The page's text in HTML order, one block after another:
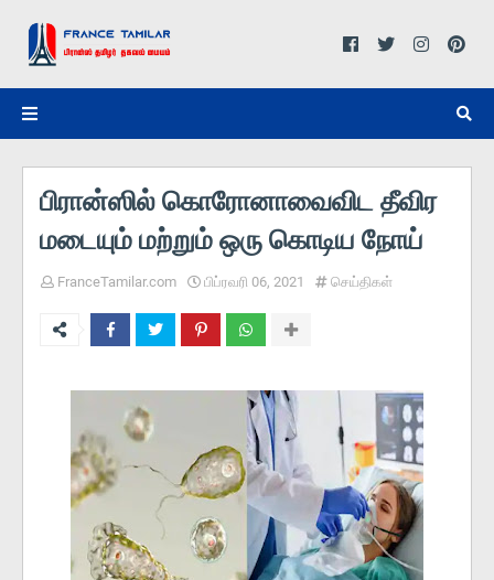
பிரான்ஸில் கொரோனாவைவிட தீவிர
மடையும் மற்றும் ஒரு கொடிய நோய்
FranceTamilar.com பிப்ரவரி 06, 2021 செய்திகள்